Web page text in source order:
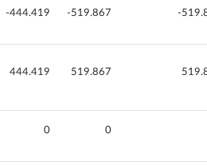
-444.419 -519.867 -
444.419 519.867
0 0